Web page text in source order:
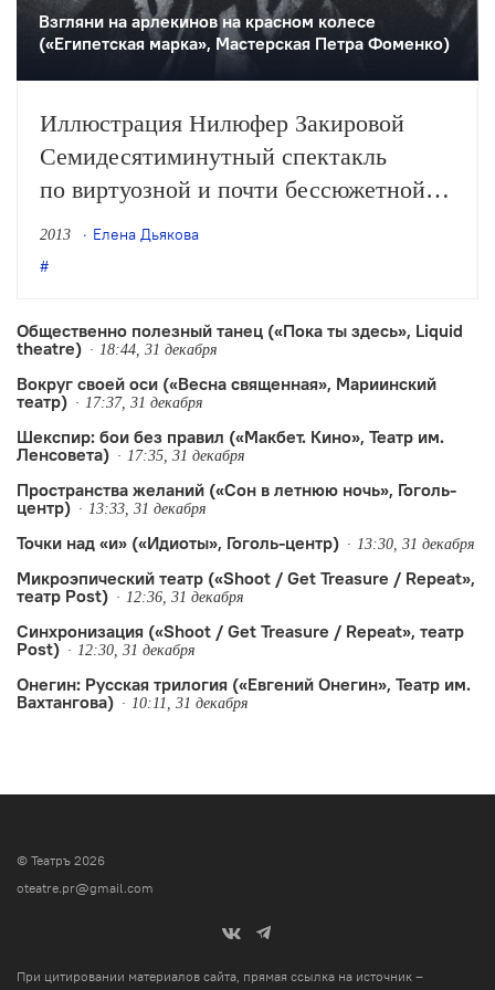
Взгляни на арлекинов на красном колесе
(«Египетская марка», Мастерская Петра Фоменко)
Иллюстрация Нилюфер Закировой
Семидесятиминутный спектакль
по виртуозной и почти бессюжетной
повести Мандельштама идет на старой
— широкофокусной и притемненной
«в рамках вечера проб и ошибок»
(из таких лабораторных работ театра
выросли спектакли «Он был
«Рыжий»). Имя постановщика
обозначено застенчиво: «Автор…
2013 Елена Дьякова
Общественно полезный танец («Пока ты здесь», Liquid
theatre)
18:44, 31 декабря
Вокруг своей оси («Весна священная», Мариинский
театр)
17:37, 31 декабря
Шекспир: бои без правил («Макбет. Кино», Театр им.
Ленсовета)
17:35, 31 декабря
Пространства желаний («Сон в летнюю ночь», Гоголь-
центр)
13:33, 31 декабря
Точки над «и» («Идиоты», Гоголь-центр) 13:30, 31 декабря
Микроэпический театр («Shoot / Get Treasure / Repeat»,
театр Post)
12:36, 31 декабря
Синхронизация («Shoot / Get Treasure / Repeat», театр
Post)
12:30, 31 декабря
Онегин: Русская трилогия («Евгений Онегин», Театр им.
Вахтангова)
10:11, 31 декабря
© Театръ 2026
oteatre.pr@gmail.com
При цитировании материалов сайта, прямая ссылка на источник –